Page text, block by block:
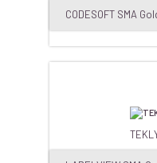
CODESOFT SMA